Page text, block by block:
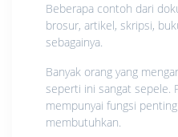
Beberapa contoh dari
brosur, artikel, skripsi,
sebagainya.
Banyak orang yang
seperti ini sangat sepele.
mempunyai fungsi
membutuhkan.